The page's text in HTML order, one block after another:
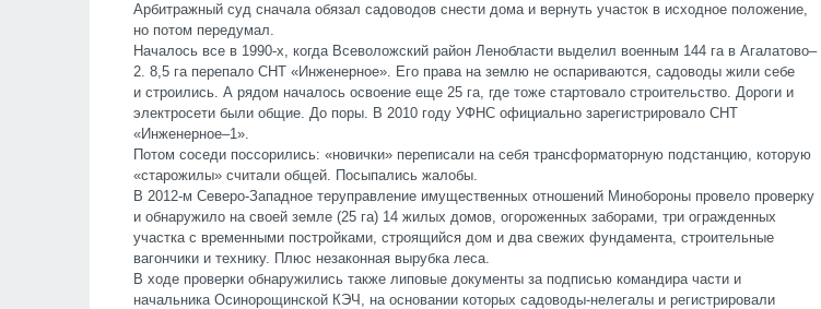
Арбитражный суд сначала обязал садоводов снести дома и вернуть участок в исходное положение,
но потом передумал.
Началось все в 1990-х, когда Всеволожский район Ленобласти выделил военным 144 га в Агалатово–
2. 8,5 га перепало СНТ «Инженерное». Его права на землю не оспариваются, садоводы жили себе
и строились. А рядом началось освоение еще 25 га, где тоже стартовало строительство. Дороги и
электросети были общие. До поры. В 2010 году УФНС официально зарегистрировало СНТ
«Инженерное–1».
Потом соседи поссорились: «новички» переписали на себя трансформаторную подстанцию, которую
«старожилы» считали общей. Посыпались жалобы.
В 2012-м Северо-Западное теруправление имущественных отношений Минобороны провело проверку
и обнаружило на своей земле (25 га) 14 жилых домов, огороженных заборами, три огражденных
участка с временными постройками, строящийся дом и два свежих фундамента, строительные
вагончики и технику. Плюс незаконная вырубка леса.
В ходе проверки обнаружились также липовые документы за подписью командира части и
начальника Осинорощинской КЭЧ, на основании которых садоводы-нелегалы и регистрировали